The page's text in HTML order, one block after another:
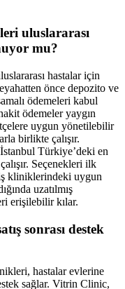
uluslararası
mu?
hastalar için
önce depozito ve
ödemeleri kabul
ödemeler yaygın
uygun yönetilebilir
birlikte çalışır.
Türkiye’deki en
Seçenekleri ilk
kliniklerindeki uygun
uzatılmış
erişilebilir kılar.
sonrası destek
hastalar evlerine
sağlar. Vitrin Clinic,